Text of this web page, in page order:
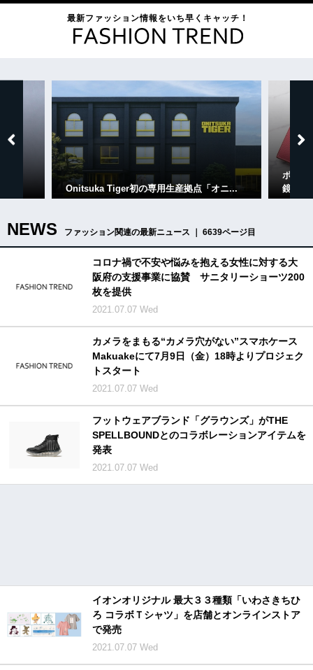
最新ファッション情報をいち早くキャッチ！
ボナベンチュラより25ansとの特別コラボ
鏡リュ...
【展
しさ
NEWS ファッション関連の最新ニュース ｜ 6639ページ目
コロナ禍で不安や悩みを抱える女性に対する大
阪府の支援事業に協賛 サニタリーショーツ200
枚を提供
2021.07.07 Wed
カメラをまもる“カメラ穴がない”スマホケース
Makuakeにて7月9日（金）18時よりプロジェク
トスタート
2021.07.07 Wed
フットウェアブランド「グラウンズ」がTHE
SPELLBOUNDとのコラボレーションアイテムを
発表
2021.07.07 Wed
イオンオリジナル 最大３３種類「いわさきちひ
ろ コラボＴシャツ」を店舗とオンラインストア
で発売
2021.07.07 Wed